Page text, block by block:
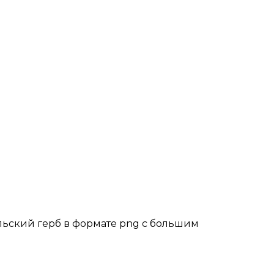
герб в формате png с большим